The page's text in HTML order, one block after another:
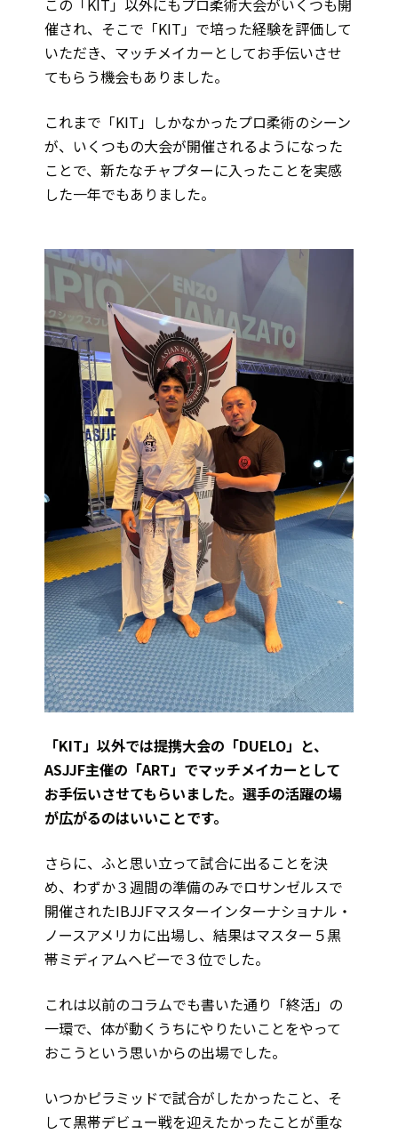
催され、そこで「KIT」で培った経験を評価して
いただき、マッチメイカーとしてお手伝いさせ
てもらう機会もありました。
これまで「KIT」しかなかったプロ柔術のシーン
が、いくつもの大会が開催されるようになった
ことで、新たなチャプターに入ったことを実感
した一年でもありました。
「KIT」以外では提携大会の「DUELO」と、
ASJJF主催の「ART」でマッチメイカーとして
お手伝いさせてもらいました。選手の活躍の場
が広がるのはいいことです。
さらに、ふと思い立って試合に出ることを決
め、わずか３週間の準備のみでロサンゼルスで
開催されたIBJJFマスターインターナショナル・
ノースアメリカに出場し、結果はマスター５黒
帯ミディアムヘビーで３位でした。
これは以前のコラムでも書いた通り「終活」の
一環で、体が動くうちにやりたいことをやって
おこうという思いからの出場でした。
いつかピラミッドで試合がしたかったこと、そ
して黒帯デビュー戦を迎えたかったことが重な